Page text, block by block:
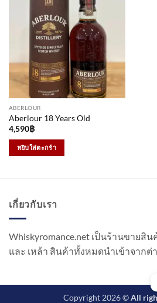
ABERLOUR
Aberlour 18 Years Old
4,590฿
หยิบใส่ตะกร้า
เกี่ยวกับเรา
Whiskyromance.net เป็นร้านขายสิ
และ เหล้า สินค้าทั้งหมดนำเข้าจากต่
Copyright 2026 ©All